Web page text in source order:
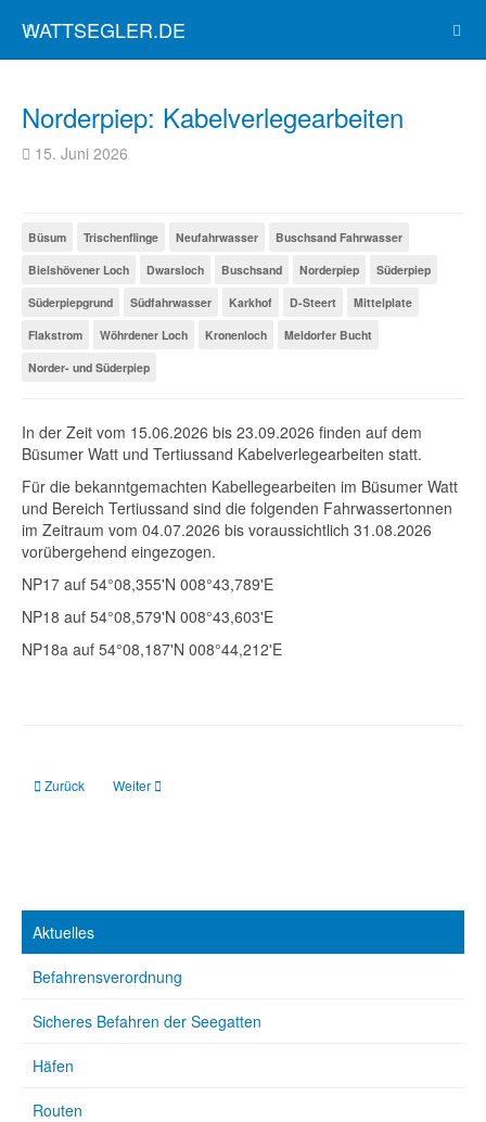
WATTSEGLER.DE
Norderpiep: Kabelverlegearbeiten
15. Juni 2026
Büsum Trischenflinge Neufahrwasser
Buschsand Fahrwasser
Bielshövener Loch
Dwarsloch Buschsand Norderpiep
Süderpiep
Süderpiepgrund
Südfahrwasser Karkhof D-Steert
Mittelplate
Flakstrom
Wöhrdener Loch Kronenloch
Meldorfer Bucht
Norder- und Süderpiep
In der Zeit vom 15.06.2026 bis 23.09.2026 finden auf dem
Büsumer Watt und Tertiussand Kabelverlegearbeiten statt.
Für die bekanntgemachten Kabellegearbeiten im Büsumer Watt
und Bereich Tertiussand sind die folgenden Fahrwassertonnen
im Zeitraum vom 04.07.2026 bis voraussichtlich 31.08.2026
vorübergehend eingezogen.
NP17 auf 54°08,355'N 008°43,789'E
NP18 auf 54°08,579'N 008°43,603'E
NP18a auf 54°08,187'N 008°44,212'E
Vorheriger Beitrag: DGzRS: Granatkutter in Schlepp
Zurück Nächster Beitrag: DGzRS: Seebäderschiff manövrierunfähig
Weiter
Aktuelles
Befahrensverordnung
Sicheres Befahren der Seegatten
Häfen
Routen